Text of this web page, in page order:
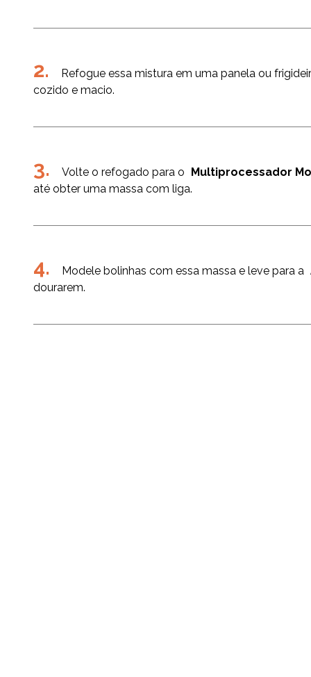
Refogue essa mistura em uma panela ou
cozido e macio.
Volte o refogado para o Multiprocessador
até obter uma massa com liga.
Modele bolinhas com essa massa e leve para a
dourarem.